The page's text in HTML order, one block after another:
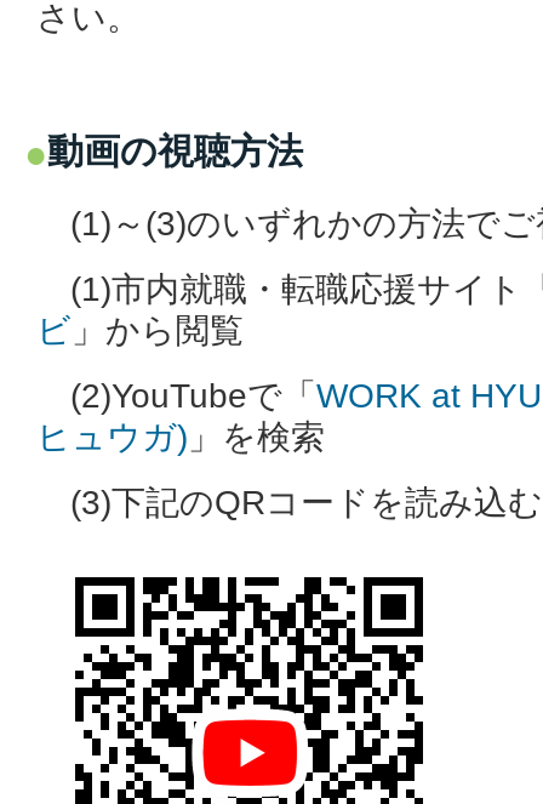
さい。
動画の視聴方法
(1)～(3)のいずれかの方法で
(1)市内就職・転職応援サイト
ビ 」から閲覧
(2)YouTubeで「 WORK at
ヒュウガ) 」を検索
(3)下記のQRコードを読み込む